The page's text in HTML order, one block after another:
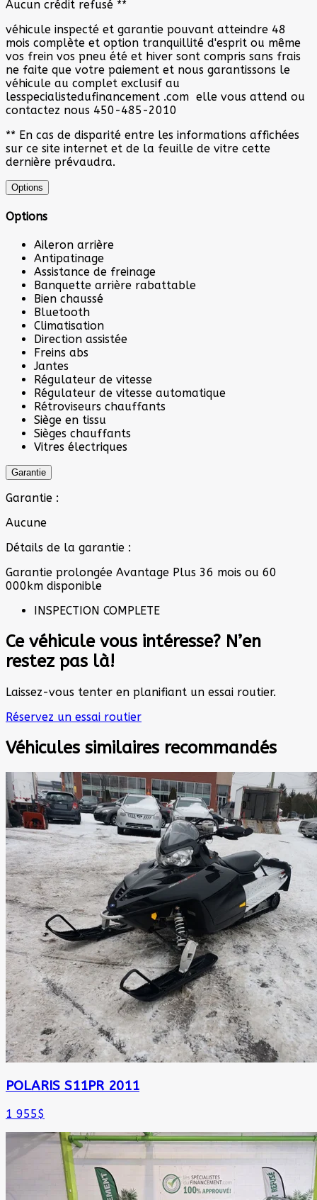
Aucun crédit refusé **
véhicule inspecté et garantie pouvant atteindre 48
mois complète et option tranquillité d'esprit ou même
vos frein vos pneu été et hiver sont compris sans frais
ne faite que votre paiement et nous garantissons le
véhicule au complet exclusif au
lesspecialistedufinancement .com elle vous attend ou
contactez nous 450-485-2010
** En cas de disparité entre les informations affichées
sur ce site internet et de la feuille de vitre cette
dernière prévaudra.
Options
Options
Aileron arrière
Antipatinage
Assistance de freinage
Banquette arrière rabattable
Bien chaussé
Bluetooth
Climatisation
Direction assistée
Freins abs
Jantes
Régulateur de vitesse
Régulateur de vitesse automatique
Rétroviseurs chauffants
Siège en tissu
Sièges chauffants
Vitres électriques
Garantie
Garantie :
Aucune
Détails de la garantie :
Garantie prolongée Avantage Plus 36 mois ou 60
000km disponible
INSPECTION COMPLETE
Ce véhicule vous intéresse? N’en
restez pas là!
Laissez-vous tenter en planifiant un essai routier.
Réservez un essai routier
Véhicules similaires recommandés
POLARIS S11PR 2011
1 955$